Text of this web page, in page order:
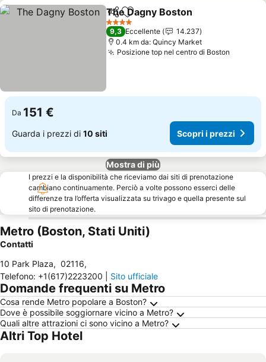
CondividiAggiungi ai preferiti
The Dagny Boston
4 Stelle
9,3 Eccellente
14.237
0.4 km da: Quincy Market
Posizione top nel centro di Boston
Da 151 €
Guarda i prezzi di 10 siti Scopri i prezzi
Mostra di più
I prezzi e la disponibilità che riceviamo dai siti di prenotazione
cambiano continuamente. Perciò a volte possono esserci delle
differenze tra l’offerta visualizzata su trivago e quella presente sul
sito di prenotazione.
Metro (Boston, Stati Uniti)
Contatti
10 Park Plaza, 02116,
Telefono: +1(617)2223200 Sito ufficiale
Domande frequenti su Metro
Cosa rende Metro popolare a Boston?
Dove è possibile soggiornare vicino a Metro?
Quali altre attrazioni ci sono vicino a Metro?
Altri Top Hotel